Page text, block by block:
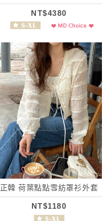
NT$4380
正韓 荷葉點點雪紡罩衫外套
NT$1180